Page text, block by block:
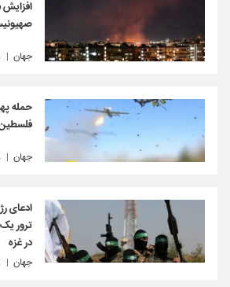
جهان
حمله
جهان
ادعای
ترور
در غزه
جهان